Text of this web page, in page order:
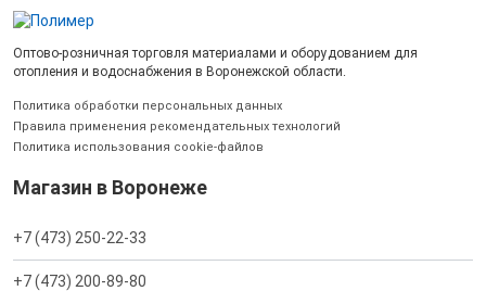
Оптово-розничная торговля материалами и оборудованием для
отопления и водоснабжения в Воронежской области.
Политика обработки персональных данных
Правила применения рекомендательных технологий
Политика использования cookie-файлов
Магазин в Воронеже
+7 (473) 250-22-33
+7 (473) 200-89-80